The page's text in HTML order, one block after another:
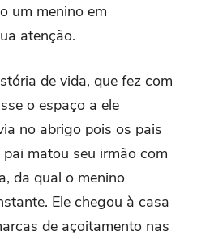
um menino em
atenção.
de vida, que fez com
o espaço a ele
no abrigo pois os pais
matou seu irmão com
da qual o menino
Ele chegou à casa
de açoitamento nas